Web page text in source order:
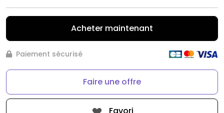
Acheter maintenant
Paiement sécurisé
Faire une offre